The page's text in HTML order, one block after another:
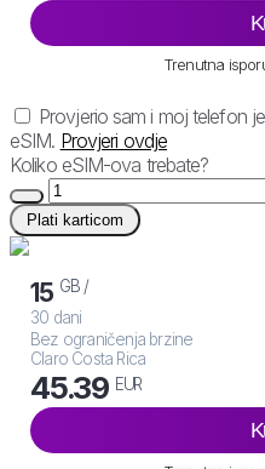
Trenutna
Provjerio sam i moj telefon
eSIM. Provjeri ovdje
Koliko eSIM-ova trebate?
Plati karticom
15 GB /
30 dani
Bez ograničenja brzine
Claro Costa Rica
45.39 EUR